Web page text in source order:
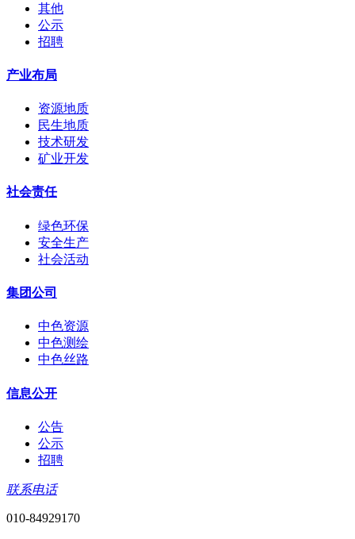
其他
公示
招聘
产业布局
资源地质
民生地质
技术研发
矿业开发
社会责任
绿色环保
安全生产
社会活动
集团公司
中色资源
中色测绘
中色丝路
信息公开
公告
公示
招聘
联系电话
010-84929170